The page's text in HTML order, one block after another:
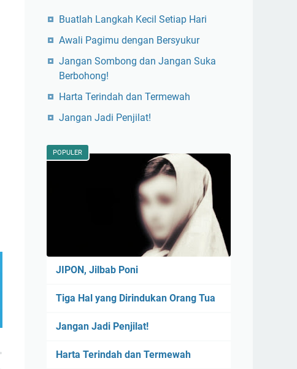
Buatlah Langkah Kecil Setiap Hari
Awali Pagimu dengan Bersyukur
Jangan Sombong dan Jangan Suka
Berbohong!
Harta Terindah dan Termewah
Jangan Jadi Penjilat!
POPULER
JIPON, Jilbab Poni
Tiga Hal yang Dirindukan Orang Tua
Jangan Jadi Penjilat!
Harta Terindah dan Termewah